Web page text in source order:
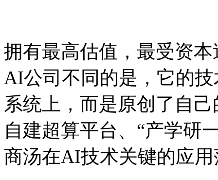
拥有最高估值，最受资
AI公司不同的是，它的
系统上，而是原创了自
自建超算平台、“产学研
商汤在AI技术关键的应